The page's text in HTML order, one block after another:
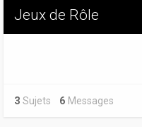
Jeux de Rôle
3 Sujets 6 Messages